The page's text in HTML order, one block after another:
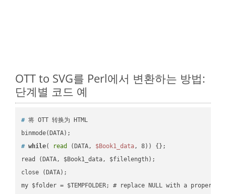
OTT to SVG를 Perl에서 변환하는 방법:
단계별 코드 예
# 将 OTT 转换为 HTML
# while( read (DATA, $Book1_data, 8)) {};
read (DATA, $Book1_data, $filelength);
close (DATA);